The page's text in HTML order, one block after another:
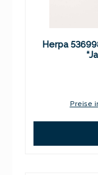
Herpa
Preise